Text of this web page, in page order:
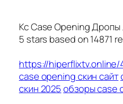
Кс Case Opening
5 stars based on14871
https://hiperflixtv.online/
case opening скин сайт
скин 2025обзоры case